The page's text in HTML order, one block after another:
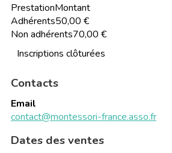
PrestationMontant
Adhérents50,00 €
Non adhérents70,00 €
Inscriptions clôturées
Contacts
Email
contact@montessori-france.asso.fr
Dates des ventes